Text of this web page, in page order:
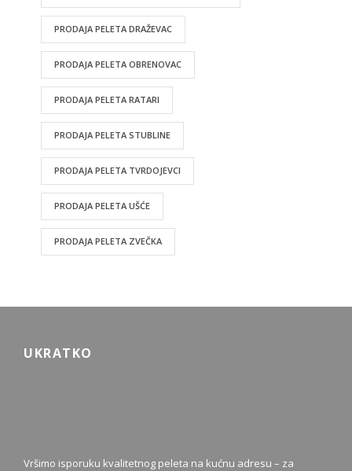
PRODAJA PELETA DRAŽEVAC
PRODAJA PELETA OBRENOVAC
PRODAJA PELETA RATARI
PRODAJA PELETA STUBLINE
PRODAJA PELETA TVRDOJEVCI
PRODAJA PELETA UŠĆE
PRODAJA PELETA ZVEČKA
UKRATKO
Vršimo isporuku kvalitetnog peleta na kućnu adresu – za